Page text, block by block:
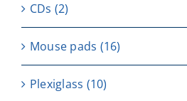
CDs (2)
Μouse pads (16)
Plexiglass (10)